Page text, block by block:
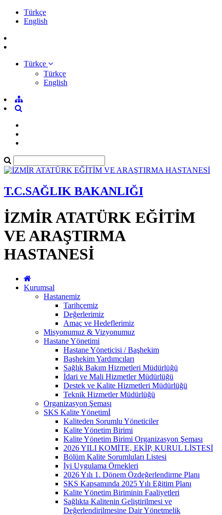
Türkçe
English
Türkçe
Türkçe
English
T.C.SAĞLIK BAKANLIĞI
İZMİR ATATÜRK EĞİTİM
VE ARAŞTIRMA
HASTANESİ
Kurumsal
Hastanemiz
Tarihçemiz
Değerlerimiz
Amaç ve Hedeflerimiz
Misyonumuz & Vizyonumuz
Hastane Yönetimi
Hastane Yöneticisi / Başhekim
Başhekim Yardımcıları
Sağlık Bakım Hizmetleri Müdürlüğü
İdari ve Mali Hizmetler Müdürlüğü
Destek ve Kalite Hizmetleri Müdürlüğü
Teknik Hizmetler Müdürlüğü
Organizasyon Şeması
SKS Kalite Yönetimİ
Kaliteden Sorumlu Yöneticiler
Kalite Yönetim Birimi
Kalite Yönetim Birimi Organizasyon Şeması
2026 YILI KOMİTE, EKİP, KURUL LİSTESİ
Bölüm Kalite Sorumluları Listesi
İyi Uygulama Örnekleri
2026 Yılı 1. Dönem Özdeğerlendirme Planı
SKS Kapsamında 2025 Yılı Eğitim Planı
Kalite Yönetim Biriminin Faaliyetleri
Sağlıkta Kalitenin Geliştirilmesi ve
Değerlendirilmesine Dair Yönetmelik